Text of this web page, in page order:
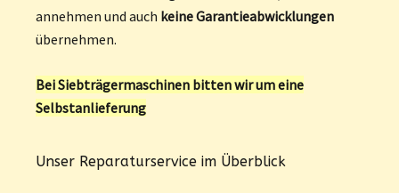
annehmen und auch keine Garantieabwicklungen
übernehmen.
Bei Siebträgermaschinen bitten wir um eine
Selbstanlieferung
Unser Reparaturservice im Überblick